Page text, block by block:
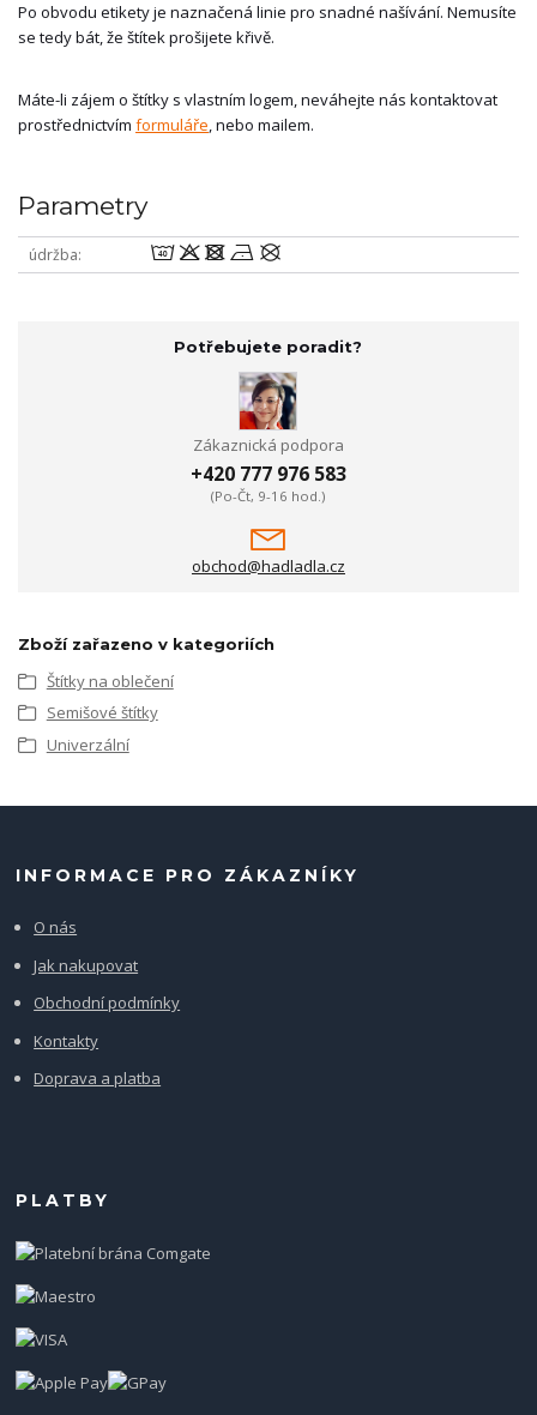
Po obvodu etikety je naznačená linie pro snadné našívání. Nemusíte
se tedy bát, že štítek prošijete křivě.
Máte-li zájem o štítky s vlastním logem, neváhejte nás kontaktovat
prostřednictvím formuláře, nebo mailem.
Parametry
údržba 8odnU
Potřebujete poradit?
Zákaznická podpora
+420 777 976 583
(Po-Čt, 9-16 hod.)
obchod@hadladla.cz
Zboží zařazeno v kategoriích
Štítky na oblečení
Semišové štítky
Univerzální
INFORMACE PRO ZÁKAZNÍKY
O nás
Jak nakupovat
Obchodní podmínky
Kontakty
Doprava a platba
PLATBY